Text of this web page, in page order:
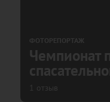
ФОТОРЕПОРТАЖ
Чемпионат
1 отзыв